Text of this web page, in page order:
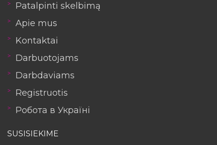
Patalpinti skelbimą
Apie mus
Kontaktai
Darbuotojams
Darbdaviams
Registruotis
Робота в Україні
SUSISIEKIME